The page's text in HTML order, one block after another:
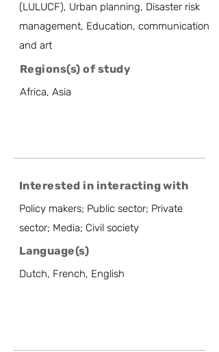
(LULUCF), Urban planning, Disaster risk
management, Education, communication
and art
Regions(s) of study
Africa, Asia
Interested in interacting with
Policy makers; Public sector; Private
sector; Media; Civil society
Language(s)
Dutch, French, English